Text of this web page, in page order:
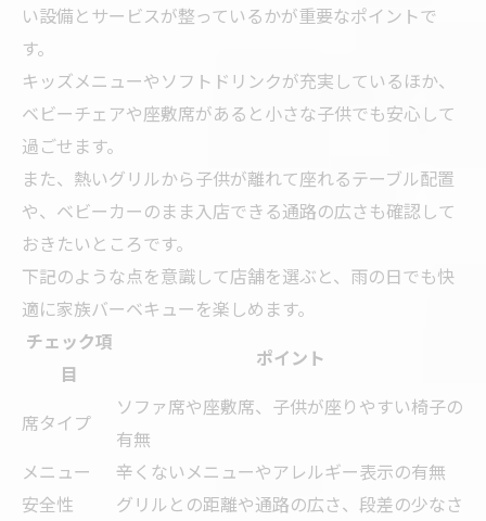
い設備とサービスが整っているかが重要なポイントで
す。
キッズメニューやソフトドリンクが充実しているほか、
ベビーチェアや座敷席があると小さな子供でも安心して
過ごせます。
また、熱いグリルから子供が離れて座れるテーブル配置
や、ベビーカーのまま入店できる通路の広さも確認して
おきたいところです。
下記のような点を意識して店舗を選ぶと、雨の日でも快
適に家族バーベキューを楽しめます。
チェック項
目
ポイント
席タイプ
ソファ席や座敷席、子供が座りやすい椅子の
有無
メニュー
辛くないメニューやアレルギー表示の有無
安全性
グリルとの距離や通路の広さ、段差の少なさ